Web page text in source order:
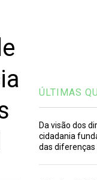
ÚLTIMAS
Da visão dos
cidadania
das diferenças